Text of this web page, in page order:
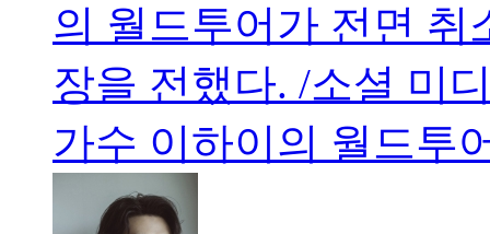
의 월드투어가 전면 취
장을 전했다. /소셜 미
가수 이하이의 월드투